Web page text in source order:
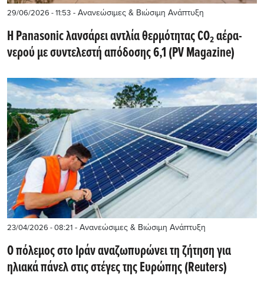
29/06/2026 - 11:53 - Ανανεώσιμες & Βιώσιμη Ανάπτυξη
Η Panasonic λανσάρει αντλία θερμότητας CO₂ αέρα-
νερού με συντελεστή απόδοσης 6,1 (PV Magazine)
23/04/2026 - 08:21 - Ανανεώσιμες & Βιώσιμη Ανάπτυξη
Ο πόλεμος στο Ιράν αναζωπυρώνει τη ζήτηση για
ηλιακά πάνελ στις στέγες της Ευρώπης (Reuters)